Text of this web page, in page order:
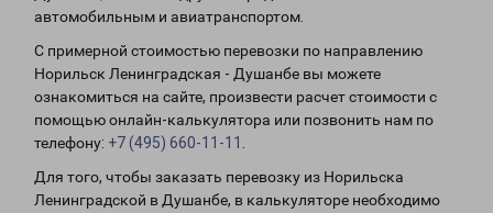
автомобильным и авиатранспортом.
С примерной стоимостью перевозки по направлению
Норильск Ленинградская - Душанбе вы можете
ознакомиться на сайте, произвести расчет стоимости с
помощью онлайн-калькулятора или позвонить нам по
телефону: +7 (495) 660-11-11
Для того, чтобы заказать перевозку из Норильска
Ленинградской в Душанбе, в калькуляторе необходимо